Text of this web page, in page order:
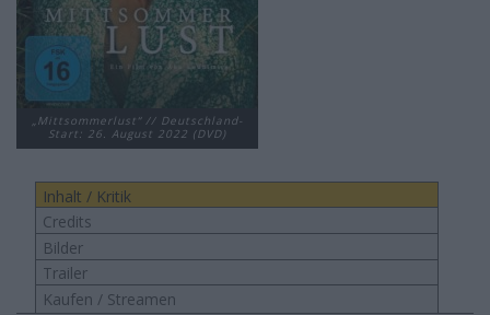
„Mittsommerlust“ // Deutschland-
Start: 26. August 2022 (DVD)
Inhalt / Kritik
Credits
Bilder
Trailer
Kaufen / Streamen